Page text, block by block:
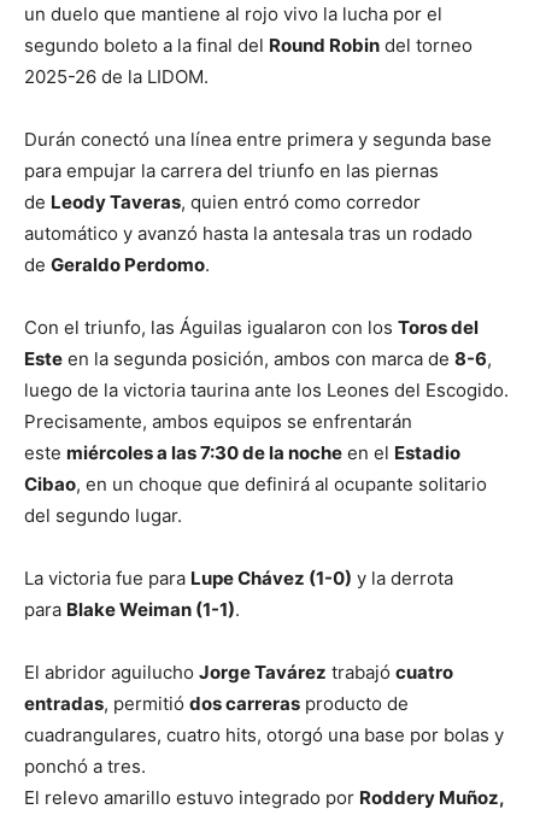
un duelo que mantiene al rojo vivo la lucha por el
segundo boleto a la final del Round Robin del torneo
2025-26 de la LIDOM.
Durán conectó una línea entre primera y segunda base
para empujar la carrera del triunfo en las piernas
de Leody Taveras, quien entró como corredor
automático y avanzó hasta la antesala tras un rodado
de Geraldo Perdomo.
Con el triunfo, las Águilas igualaron con los Toros del
Este en la segunda posición, ambos con marca de 8-6,
luego de la victoria taurina ante los Leones del Escogido.
Precisamente, ambos equipos se enfrentarán
este miércoles a las 7:30 de la noche en el Estadio
Cibao, en un choque que definirá al ocupante solitario
del segundo lugar.
La victoria fue para Lupe Chávez (1-0) y la derrota
para Blake Weiman (1-1).
El abridor aguilucho Jorge Tavárez trabajó cuatro
entradas, permitió dos carreras producto de
cuadrangulares, cuatro hits, otorgó una base por bolas y
ponchó a tres.
El relevo amarillo estuvo integrado por Roddery Muñoz,